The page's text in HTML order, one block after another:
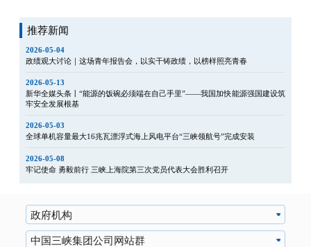
推荐新闻
2026-05-04
政绩观大讨论｜这场青年报告会，以实干铸政绩，以榜样照亮青春
2026-05-13
新华全媒头条丨“能源的饭碗必须端在自己手里”——我国加快能源强国建设筑
牢安全发展根基
2026-05-03
全球单机容量最大16兆瓦漂浮式海上风电平台“三峡领航号”完成安装
2026-05-08
牢记使命 勇毅前行 三峡上海院第三次党员代表大会胜利召开
政府机构
中国三峡集团公司网站群